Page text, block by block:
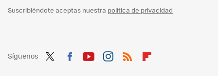
Suscribiéndote aceptas nuestra política de privacidad
Síguenos